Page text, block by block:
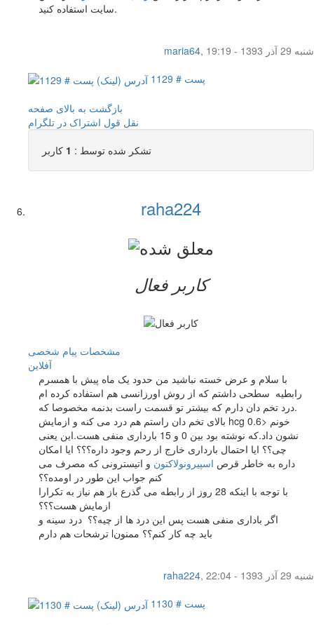
سایت استفاده کنید.
maria64,
شنبه 29 آذر 1393 - 19:19
پست # 1129
بازگشت به بالای صفحه
نقل قول اشتراک در تلگرام
تشکر شده توسط : 1 کاربر
raha224
کاربر فعال
مشخصات پیام شخصی
آفلاين
با سلام و عرض خسته نباشید من حدود یک ماه پیش با همسرم
رابطیه سطحی داشتم که از روش اورزانسی هم استفاده کرده ام
.درد تخم دان دارم که بیشتر تو قسمت راست بدنمه مخصوصا که
بالای تخم دان راستم هم درد می کنه و ازمایش hcg خونم <0.6
نشون داد.که نوشته بود بین 0 و 15 بارداری منفی هست.این یعنی
چی؟؟ ایا احتمال بارداری خارج از رحم وجود داره؟؟؟ ایا امکان
داره به خاطر قرص اسپیرونولاکتون و اتیسترونی که مصرف می
کنم جواب این طور در اومده؟؟
با توجه با اینکه 28 روز از رابطه می گذرع باز هم نیاز به تکرارا
ازمایش هست؟؟؟
اگر باداری منفی هست پس این درد ها از چیه؟؟ درد سینه و
ترشحات هم دارم lباید چه کار کنم؟؟ ممنون
raha224,
شنبه 29 آذر 1393 - 22:04
پست # 1130